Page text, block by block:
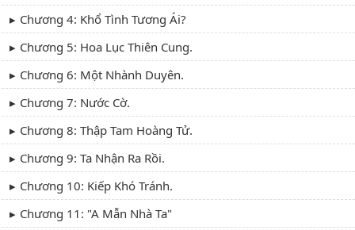
Chương 4: Khổ Tình Tương Ái?
Chương 5: Hoa Lục Thiên Cung.
Chương 6: Một Nhành Duyên.
Chương 7: Nước Cờ.
Chương 8: Thập Tam Hoàng Tử.
Chương 9: Ta Nhận Ra Rồi.
Chương 10: Kiếp Khó Tránh.
Chương 11: "A Mẫn Nhà Ta"